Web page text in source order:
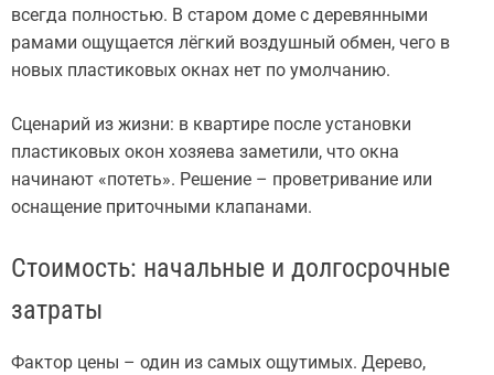
всегда полностью. В старом доме с деревянными
рамами ощущается лёгкий воздушный обмен, чего в
новых пластиковых окнах нет по умолчанию.
Сценарий из жизни: в квартире после установки
пластиковых окон хозяева заметили, что окна
начинают «потеть». Решение – проветривание или
оснащение приточными клапанами.
Стоимость: начальные и долгосрочные
затраты
Фактор цены – один из самых ощутимых. Дерево,